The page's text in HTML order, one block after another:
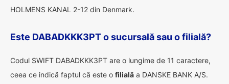
HOLMENS KANAL 2-12 din Denmark.
Este DABADKKK3PT o sucursală sau o filială?
Codul SWIFT DABADKKK3PT are o lungime de 11 caractere,
ceea ce indică faptul că este o filială a DANSKE BANK A/S.